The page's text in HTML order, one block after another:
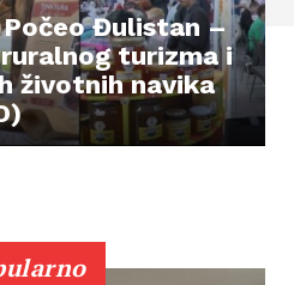
Đulistan –
turizma i
životnih navika